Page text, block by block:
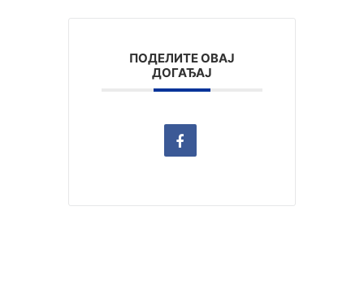
ПОДЕЛИТЕ ОВАЈ
ДОГАЂАЈ